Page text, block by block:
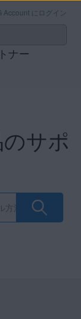
Account にログイン
ナー
サポ